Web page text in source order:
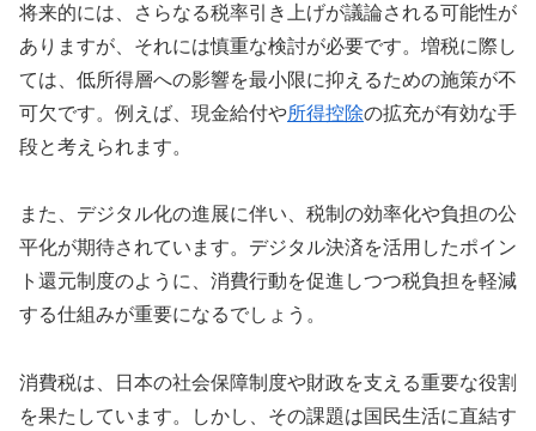
将来的には、さらなる税率引き上げが議論される可能性が
ありますが、それには慎重な検討が必要です。増税に際し
ては、低所得層への影響を最小限に抑えるための施策が不
可欠です。例えば、現金給付や所得控除の拡充が有効な手
段と考えられます。
また、デジタル化の進展に伴い、税制の効率化や負担の公
平化が期待されています。デジタル決済を活用したポイン
ト還元制度のように、消費行動を促進しつつ税負担を軽減
する仕組みが重要になるでしょう。
消費税は、日本の社会保障制度や財政を支える重要な役割
を果たしています。しかし、その課題は国民生活に直結す